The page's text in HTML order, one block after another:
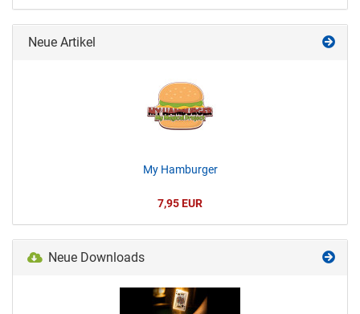
Neue Artikel
My Hamburger
7,95 EUR
Neue Downloads